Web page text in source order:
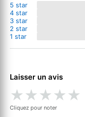
5 star
4 star
3 star
2 star
1 star
Laisser un avis
★★★★★
Cliquez pour noter